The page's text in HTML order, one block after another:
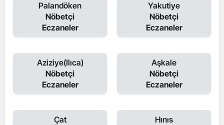
Palandöken
Nöbetçi
Eczaneler
Yakutiye
Nöbetçi
Eczaneler
Aziziye(Ilıca)
Nöbetçi
Eczaneler
Aşkale
Nöbetçi
Eczaneler
Çat
Hınıs